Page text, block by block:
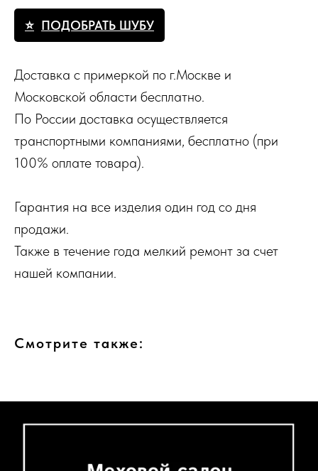
ПОДОБРАТЬ ШУБУ
Доставка с примеркой по г.Москве и
Московской области бесплатно.
По России доставка осуществляется
транспортными компаниями, бесплатно (при
100% оплате товара).
Гарантия на все изделия один год со дня
продажи.
Также в течение года мелкий ремонт за счет
нашей компании.
Смотрите также: